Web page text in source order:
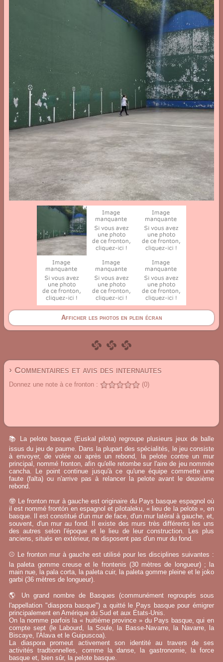
Afficher les photos en plein écran
› Commentaires et avis des internautes
Donnez une note à ce fronton : (0)
📚 La pelote basque (Euskal pilota) regroupe plusieurs jeux de balle
issus du jeu de paume. Dans la plupart des spécialités, le jeu consiste
à envoyer, de volée ou après un rebond, la pelote contre un mur
principal, nommé fronton, afin qu'elle retombe sur l'aire de jeu nommée
cancha. Le point continue jusqu'à ce qu'une équipe commette une
faute (falta) ou n'arrive pas à relancer la pelote avant le deuxième
rebond.
🤓 Le fronton mur à gauche est originaire du Pays basque espagnol où
il est nommé frontón en espagnol et pilotaleku, « lieu de la pelote », en
basque. Il est constitué d'un mur de face, d'un mur latéral à gauche, et,
souvent, d'un mur au fond. Il existe des murs très différents les uns
des autres selon l'époque et le lieu de leur construction. Les plus
anciens, situés en extérieur, ne disposent pas d'un mur du fond.
⚾ Le fronton mur à gauche est utilisé pour les disciplines suivantes :
la paleta gomme creuse et le frontenis (30 mètres de longueur) ; la
main nue, la pala corta, la paleta cuir, la paleta gomme pleine et le joko
garbi (36 mètres de longueur).
🌎 Un grand nombre de Basques (communément regroupés sous
l'appellation "diaspora basque") a quitté le Pays basque pour émigrer
principalement en Amérique du Sud et aux États-Unis.
On la nomme parfois la « huitième province » du Pays basque, qui en
compte sept (le Labourd, la Soule, la Basse-Navarre, la Navarre, la
Biscaye, l'Alava et le Guipuscoa).
La diaspora promeut activement son identité au travers de ses
activités tradtionnelles, comme la danse, la gastronomie, la force
basque et, bien sûr, la pelote basque.